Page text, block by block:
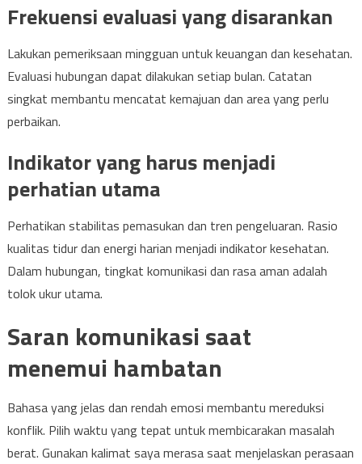
Frekuensi evaluasi yang disarankan
Lakukan pemeriksaan mingguan untuk keuangan dan kesehatan.
Evaluasi hubungan dapat dilakukan setiap bulan. Catatan
singkat membantu mencatat kemajuan dan area yang perlu
perbaikan.
Indikator yang harus menjadi
perhatian utama
Perhatikan stabilitas pemasukan dan tren pengeluaran. Rasio
kualitas tidur dan energi harian menjadi indikator kesehatan.
Dalam hubungan, tingkat komunikasi dan rasa aman adalah
tolok ukur utama.
Saran komunikasi saat
menemui hambatan
Bahasa yang jelas dan rendah emosi membantu mereduksi
konflik. Pilih waktu yang tepat untuk membicarakan masalah
berat. Gunakan kalimat saya merasa saat menjelaskan perasaan